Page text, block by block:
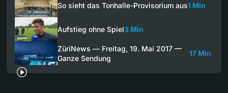
So sieht das Tonhalle-Provisorium aus1 Min
Aufstieg ohne Spiel3 Min
ZüriNews — Freitag, 19. Mai 2017 —
Ganze Sendung
17 Min